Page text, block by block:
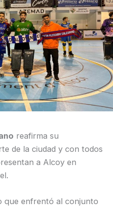
reafirma su
de la ciudad y con todos
a Alcoy en
que enfrentó al conjunto